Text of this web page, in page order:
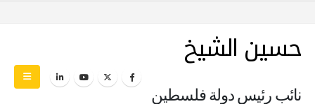
حسين الشيخ
نائب رئيس دولة فلسطين